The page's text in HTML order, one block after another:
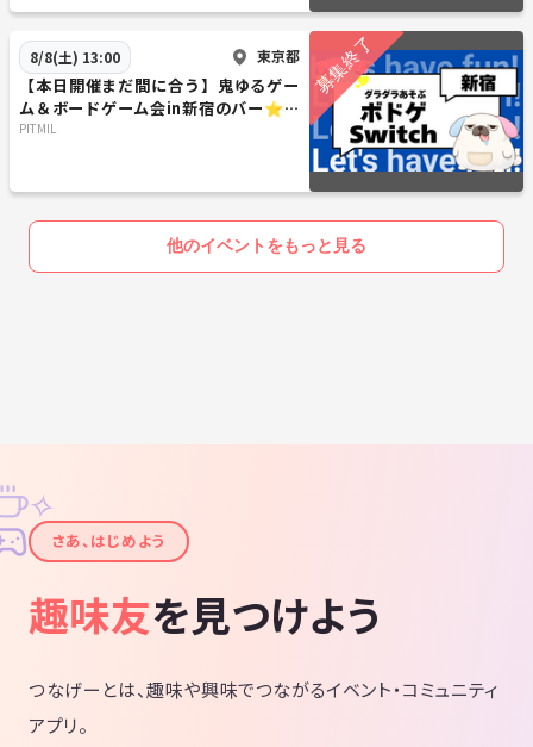
8/8(土) 13:00 東京都
【本日開催まだ間に合う】鬼ゆるゲー
ム＆ボードゲーム会in新宿のバー⭐友
だち作りのゆったり集まり
PITMIL
他のイベントをもっと見る
✦
✧
さあ、はじめよう
趣味友を見つけよう
つなげーとは、趣味や興味でつながるイベント・コミュニティ
アプリ。